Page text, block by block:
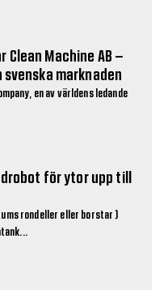
Clean Machine AB –
marknaden
en av världens ledande
för ytor upp till
tums rondeller eller borstar )